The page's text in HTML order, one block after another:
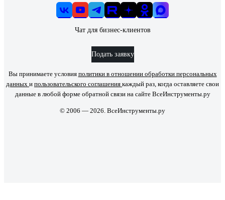
Чат для бизнес-клиентов
Подать заявку
Вы принимаете условия политики в отношении обработки персональных
данных и пользовательского соглашения каждый раз, когда оставляете свои
данные в любой форме обратной связи на сайте ВсеИнструменты.ру
© 2006 — 2026. ВсеИнструменты.ру